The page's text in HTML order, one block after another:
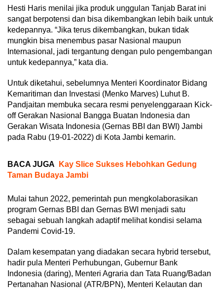
Hesti Haris menilai jika produk unggulan Tanjab Barat ini
sangat berpotensi dan bisa dikembangkan lebih baik untuk
kedepannya. “Jika terus dikembangkan, bukan tidak
mungkin bisa menembus pasar Nasional maupun
Internasional, jadi tergantung dengan pulo pengembangan
untuk kedepannya,” kata dia.
Untuk diketahui, sebelumnya Menteri Koordinator Bidang
Kemaritiman dan Investasi (Menko Marves) Luhut B.
Pandjaitan membuka secara resmi penyelenggaraan Kick-
off Gerakan Nasional Bangga Buatan Indonesia dan
Gerakan Wisata Indonesia (Gernas BBI dan BWI) Jambi
pada Rabu (19-01-2022) di Kota Jambi kemarin.
BACA JUGA
Kay Slice Sukses Hebohkan Gedung
Taman Budaya Jambi
Mulai tahun 2022, pemerintah pun mengkolaborasikan
program Gernas BBI dan Gernas BWI menjadi satu
sebagai sebuah langkah adaptif melihat kondisi selama
Pandemi Covid-19.
Dalam kesempatan yang diadakan secara hybrid tersebut,
hadir pula Menteri Perhubungan, Gubernur Bank
Indonesia (daring), Menteri Agraria dan Tata Ruang/Badan
Pertanahan Nasional (ATR/BPN), Menteri Kelautan dan